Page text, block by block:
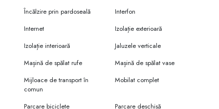
Încălzire prin pardoseală
Interfon
Internet
Izolație exterioară
Izolație interioară
Jaluzele verticale
Mașină de spălat rufe
Mașină de spălat vase
Mijloace de transport în
comun
Mobilat complet
Parcare biciclete Parcare deschisă